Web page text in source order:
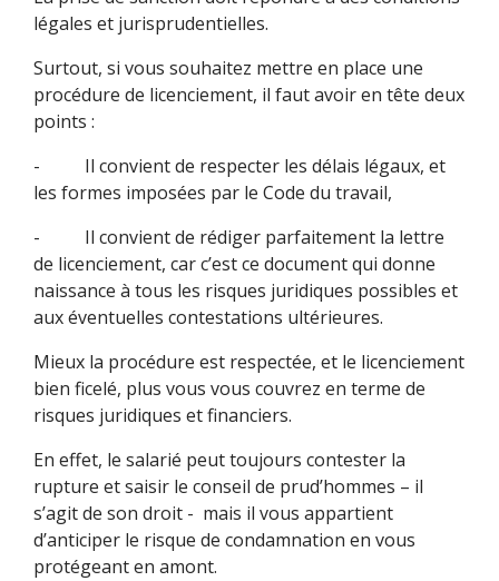
légales et jurisprudentielles.
Surtout, si vous souhaitez mettre en place une
procédure de licenciement, il faut avoir en tête deux
points :
- Il convient de respecter les délais légaux, et
les formes imposées par le Code du travail,
- Il convient de rédiger parfaitement la lettre
de licenciement, car c’est ce document qui donne
naissance à tous les risques juridiques possibles et
aux éventuelles contestations ultérieures.
Mieux la procédure est respectée, et le licenciement
bien ficelé, plus vous vous couvrez en terme de
risques juridiques et financiers.
En effet, le salarié peut toujours contester la
rupture et saisir le conseil de prud’hommes – il
s’agit de son droit - mais il vous appartient
d’anticiper le risque de condamnation en vous
protégeant en amont.